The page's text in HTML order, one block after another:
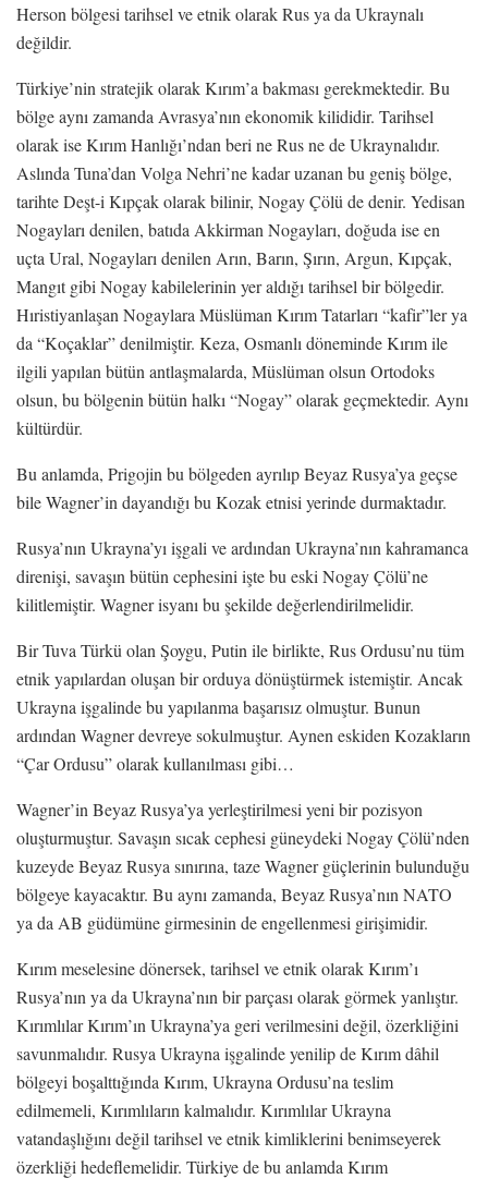
Herson bölgesi tarihsel ve etnik olarak Rus ya da Ukraynalı
değildir.
Türkiye’nin stratejik olarak Kırım’a bakması gerekmektedir. Bu
bölge aynı zamanda Avrasya’nın ekonomik kilididir. Tarihsel
olarak ise Kırım Hanlığı’ndan beri ne Rus ne de Ukraynalıdır.
Aslında Tuna’dan Volga Nehri’ne kadar uzanan bu geniş bölge,
tarihte Deşt-i Kıpçak olarak bilinir, Nogay Çölü de denir. Yedisan
Nogayları denilen, batıda Akkirman Nogayları, doğuda ise en
uçta Ural, Nogayları denilen Arın, Barın, Şırın, Argun, Kıpçak,
Mangıt gibi Nogay kabilelerinin yer aldığı tarihsel bir bölgedir.
Hıristiyanlaşan Nogaylara Müslüman Kırım Tatarları “kafir”ler ya
da “Koçaklar” denilmiştir. Keza, Osmanlı döneminde Kırım ile
ilgili yapılan bütün antlaşmalarda, Müslüman olsun Ortodoks
olsun, bu bölgenin bütün halkı “Nogay” olarak geçmektedir. Aynı
kültürdür.
Bu anlamda, Prigojin bu bölgeden ayrılıp Beyaz Rusya’ya geçse
bile Wagner’in dayandığı bu Kozak etnisi yerinde durmaktadır.
Rusya’nın Ukrayna’yı işgali ve ardından Ukrayna’nın kahramanca
direnişi, savaşın bütün cephesini işte bu eski Nogay Çölü’ne
kilitlemiştir. Wagner isyanı bu şekilde değerlendirilmelidir.
Bir Tuva Türkü olan Şoygu, Putin ile birlikte, Rus Ordusu’nu tüm
etnik yapılardan oluşan bir orduya dönüştürmek istemiştir. Ancak
Ukrayna işgalinde bu yapılanma başarısız olmuştur. Bunun
ardından Wagner devreye sokulmuştur. Aynen eskiden Kozakların
“Çar Ordusu” olarak kullanılması gibi…
Wagner’in Beyaz Rusya’ya yerleştirilmesi yeni bir pozisyon
oluşturmuştur. Savaşın sıcak cephesi güneydeki Nogay Çölü’nden
kuzeyde Beyaz Rusya sınırına, taze Wagner güçlerinin bulunduğu
bölgeye kayacaktır. Bu aynı zamanda, Beyaz Rusya’nın NATO
ya da AB güdümüne girmesinin de engellenmesi girişimidir.
Kırım meselesine dönersek, tarihsel ve etnik olarak Kırım’ı
Rusya’nın ya da Ukrayna’nın bir parçası olarak görmek yanlıştır.
Kırımlılar Kırım’ın Ukrayna’ya geri verilmesini değil, özerkliğini
savunmalıdır. Rusya Ukrayna işgalinde yenilip de Kırım dâhil
bölgeyi boşalttığında Kırım, Ukrayna Ordusu’na teslim
edilmemeli, Kırımlıların kalmalıdır. Kırımlılar Ukrayna
vatandaşlığını değil tarihsel ve etnik kimliklerini benimseyerek
özerkliği hedeflemelidir. Türkiye de bu anlamda Kırım